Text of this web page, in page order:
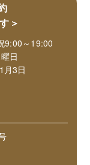
＞
9:00～19:00
日
月3日